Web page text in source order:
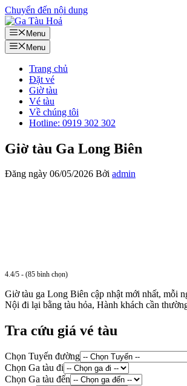
Chuyển đến nội dung
Menu
Menu
Trang chủ
Đặt vé
Giờ tàu
Vé tàu
Về chúng tôi
Hotline: 0919 302 302
Giờ tàu Ga Long Biên
Đăng ngày 06/05/2026 Bởi admin
4.4/5 - (85 bình chọn)
Giờ tàu ga Long Biên cập nhật mới nhất,
Nội đi lại bằng tàu hỏa, Hành khách cần
Tra cứu giá vé tàu
Chọn Tuyến đường
Chọn Ga tàu đi
Chọn Ga tàu đến